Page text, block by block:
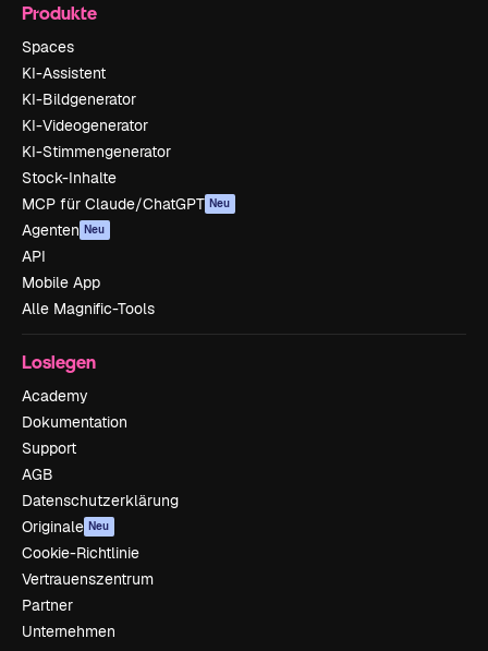
Produkte
Spaces
KI-Assistent
KI-Bildgenerator
KI-Videogenerator
KI-Stimmengenerator
Stock-Inhalte
MCP für Claude/ChatGPT Neu
Agenten Neu
API
Mobile App
Alle Magnific-Tools
Loslegen
Academy
Dokumentation
Support
AGB
Datenschutzerklärung
Originale Neu
Cookie-Richtlinie
Vertrauenszentrum
Partner
Unternehmen